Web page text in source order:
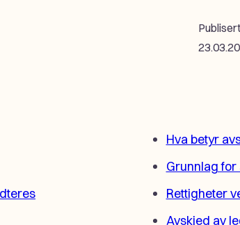
Hva betyr
Grunnlag for
Rettigheter
Avskjed av